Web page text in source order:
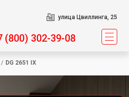
улица Цвиллинга, 25
(800) 302-39-08
/ DG 2651 IX